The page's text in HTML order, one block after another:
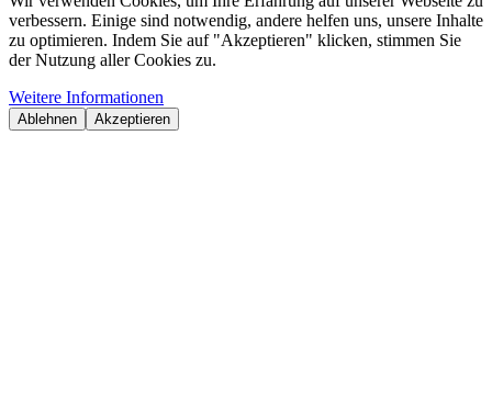
verbessern. Einige sind notwendig, andere helfen uns, unsere Inhalte
zu optimieren. Indem Sie auf "Akzeptieren" klicken, stimmen Sie
der Nutzung aller Cookies zu.
Weitere Informationen
Ablehnen Akzeptieren